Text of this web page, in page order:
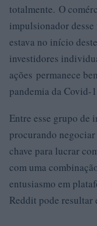
totalmente. O
impulsionador
estava no início
investidores
ações permanece
pandemia da Covid-
Entre esse grupo de
procurando
chave para lucrar
com uma
entusiasmo em
Reddit pode resultar